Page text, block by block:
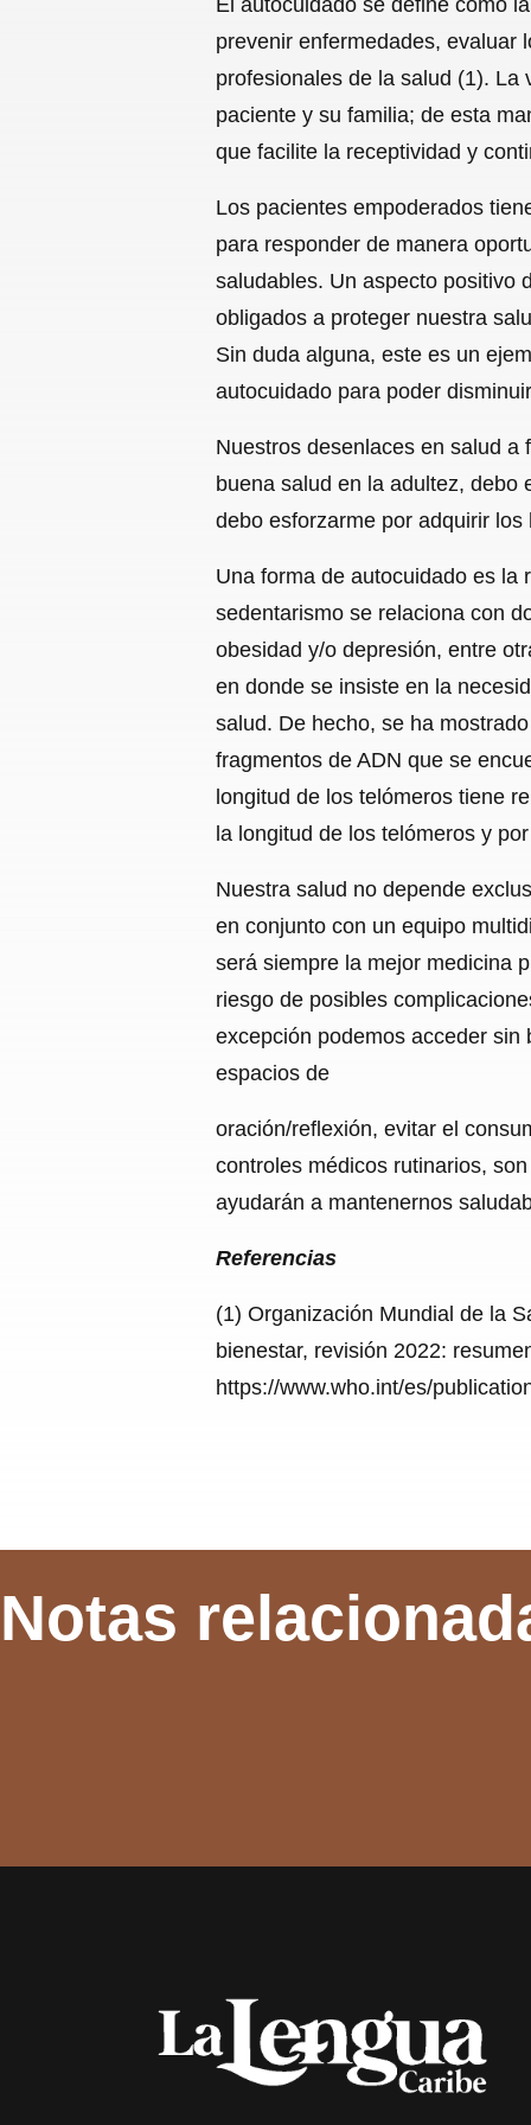
prevenir enfermedades, evaluar
profesionales de la salud (1).
paciente y su familia; de esta
que facilite la receptividad y
Los pacientes empoderados
para responder de manera
saludables. Un aspecto positivo
obligados a proteger nuestra
Sin duda alguna, este es un
autocuidado para poder
Nuestros desenlaces en salud a
buena salud en la adultez, debo
debo esforzarme por adquirir
Una forma de autocuidado es la
sedentarismo se relaciona con
obesidad y/o depresión, entre
en donde se insiste en la
salud. De hecho, se ha
fragmentos de ADN que se
longitud de los telómeros tiene
la longitud de los telómeros y
Nuestra salud no depende
en conjunto con un equipo
será siempre la mejor medicina
riesgo de posibles
excepción podemos acceder
espacios de
oración/reflexión, evitar el
controles médicos rutinarios,
ayudarán a mantenernos
Referencias
(1) Organización Mundial de la
bienestar, revisión 2022:
https://www.who.int/es/
Notas